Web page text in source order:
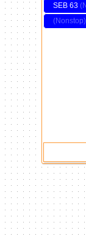
SEB 63